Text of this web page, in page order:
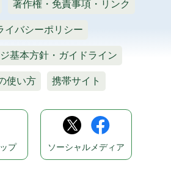
著作権・免責事項・リンク
イバシーポリシー
基本方針・ガイドライン
使い方 携帯サイト
プ ソーシャルメディア